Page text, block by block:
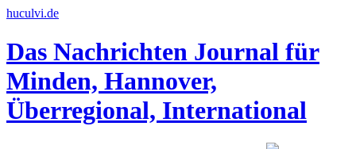
huculvi.de
Das Nachrichten Journal für
Minden, Hannover,
Überregional, International